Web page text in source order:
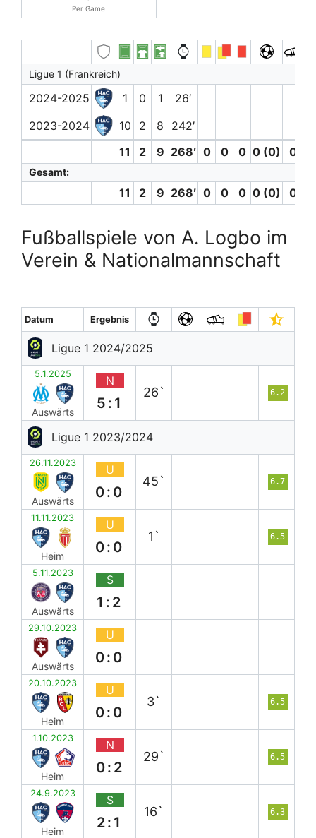
Per Game
Ligue 1 (Frankreich)
2024-2025 1 0 1
26′
2023-2024
10 2 8
242′
11
2 9 268′ 0 0 0 0 (0) 0
Gesamt:
11 2 9 268′ 0 0 0 0 (0) 0
Fußballspiele von A. Logbo im
Verein & Nationalmannschaft
Datum Ergebnis
Ligue 1 2024/2025
5.1.2025
Auswärts
N
5:1
26` 6.2
Ligue 1 2023/2024
26.11.2023
Auswärts
U
0:0
45` 6.7
11.11.2023
Heim
U
0:0
1` 6.5
5.11.2023
Auswärts
S
1:2
29.10.2023
Auswärts
U
0:0
20.10.2023
Heim
U
0:0
3` 6.5
1.10.2023
Heim
N
0:2
29` 6.5
24.9.2023
Heim
S
2:1
16` 6.3